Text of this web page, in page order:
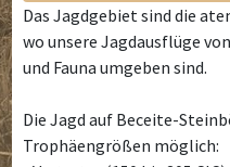
Das Jagdgebiet sind die
wo unsere Jagdausflüge
und Fauna umgeben sind.
Die Jagd auf Beceite-
Trophäengrößen möglich: